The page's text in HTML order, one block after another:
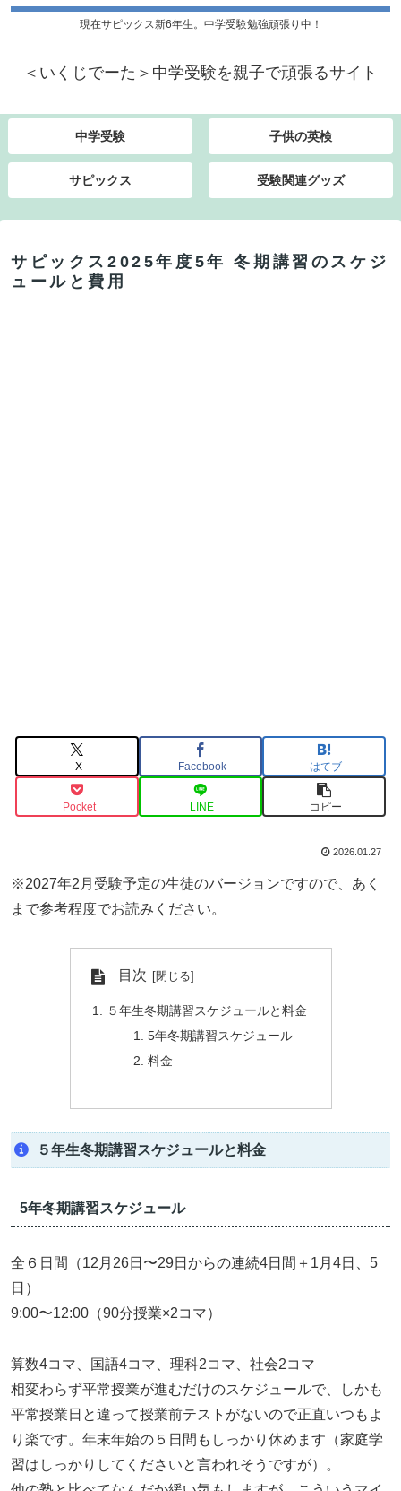
現在サピックス新6年生。中学受験勉強頑張り中！
＜いくじでーた＞中学受験を親子で頑張るサイト
中学受験 子供の英検
サピックス 受験関連グッズ
サピックス2025年度5年 冬期講習のスケジ
ュールと費用
X Facebook はてブ
Pocket LINE コピー
2026.01.27
※2027年2月受験予定の生徒のバージョンですので、あく
まで参考程度でお読みください。
目次
５年生冬期講習スケジュールと料金
5年冬期講習スケジュール
料金
５年生冬期講習スケジュールと料金
5年冬期講習スケジュール
全６日間（12月26日〜29日からの連続4日間＋1月4日、5
日）
9:00〜12:00（90分授業×2コマ）
算数4コマ、国語4コマ、理科2コマ、社会2コマ
相変わらず平常授業が進むだけのスケジュールで、しかも
平常授業日と違って授業前テストがないので正直いつもよ
り楽です。年末年始の５日間もしっかり休めます（家庭学
習はしっかりしてくださいと言われそうですが）。